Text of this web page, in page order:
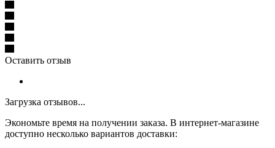
Оставить отзыв
Загрузка отзывов...
Экономьте время на получении заказа. В интернет-магазине
доступно несколько вариантов доставки: